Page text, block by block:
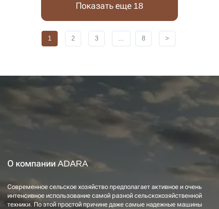
Показать еще 18
1 2 3 ... 8 >
О компании ADARA
Современное сельское хозяйство предполагает активное и очень
интенсивное использование самой разной сельскохозяйственной
техники. По этой простой причине даже самые надежные машины